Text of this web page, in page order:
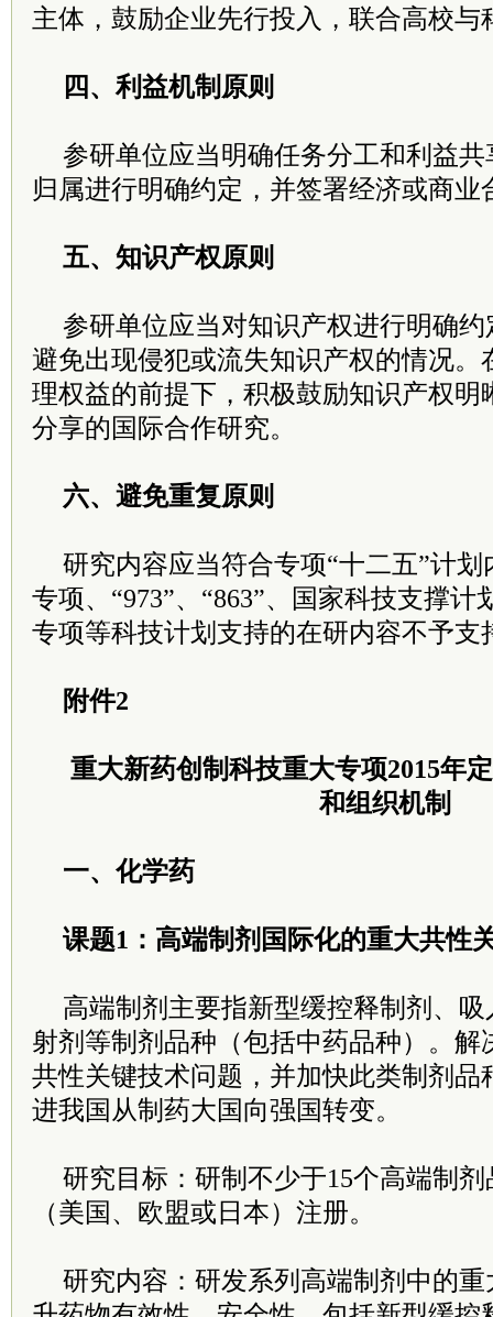
主体，鼓励企业先行投入，联合高校与
四、利益机制原则
参研单位应当明确任务分工和利益
归属进行明确约定，并签署经济或商业
五、知识产权原则
参研单位应当对知识产权进行明确
避免出现侵犯或流失知识产权的情况。
理权益的前提下，积极鼓励知识产权明
分享的国际合作研究。
六、避免重复原则
研究内容应当符合专项“十二五”计
专项、“973”、“863”、国家科技支撑
专项等科技计划支持的在研内容不予支
附件2
重大新药创制科技重大专项2015年
和组织机制
一、化学药
课题1：高端制剂国际化的重大共性
高端制剂主要指新型缓控释制剂、
射剂等制剂品种（包括中药品种）。解
共性关键技术问题，并加快此类制剂品
进我国从制药大国向强国转变。
研究目标：研制不少于15个高端制
（美国、欧盟或日本）注册。
研究内容：研发系列高端制剂中的